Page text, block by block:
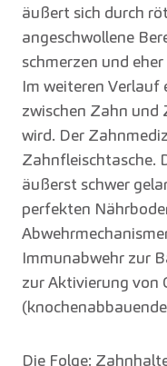
äußert sich durch
angeschwollene
schmerzen und
Im weiteren
zwischen Zahn und
wird. Der
Zahnfleischtasche.
äußerst schwer
perfekten
Immunabwehr zur
zur Aktivierung von
Die Folge: